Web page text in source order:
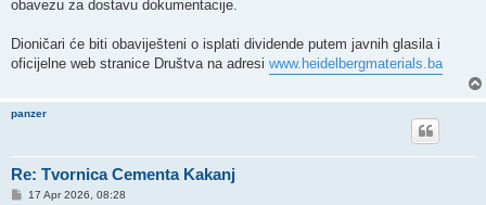
obavezu za dostavu dokumentacije.
Dioničari će biti obaviješteni o isplati dividende putem javnih glasila i
oficijelne web stranice Društva na adresi www.heidelbergmaterials.ba
panzer
Re: Tvornica Cementa Kakanj
P17 Apr 2026, 08:28